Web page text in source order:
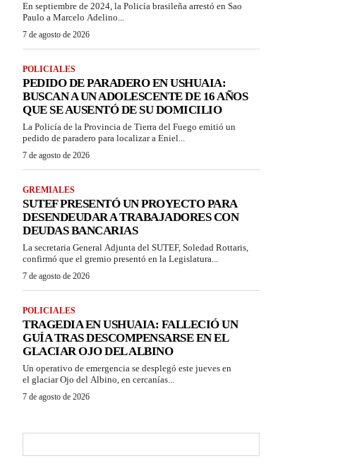
En septiembre de 2024, la Policía brasileña arrestó en Sao
Paulo a Marcelo Adelino...
7 de agosto de 2026
POLICIALES
PEDIDO DE PARADERO EN USHUAIA:
BUSCAN A UN ADOLESCENTE DE 16 AÑOS
QUE SE AUSENTÓ DE SU DOMICILIO
La Policía de la Provincia de Tierra del Fuego emitió un
pedido de paradero para localizar a Eniel...
7 de agosto de 2026
GREMIALES
SUTEF PRESENTÓ UN PROYECTO PARA
DESENDEUDAR A TRABAJADORES CON
DEUDAS BANCARIAS
La secretaria General Adjunta del SUTEF, Soledad Rottaris,
confirmó que el gremio presentó en la Legislatura...
7 de agosto de 2026
POLICIALES
TRAGEDIA EN USHUAIA: FALLECIÓ UN
GUÍA TRAS DESCOMPENSARSE EN EL
GLACIAR OJO DEL ALBINO
Un operativo de emergencia se desplegó este jueves en
el glaciar Ojo del Albino, en cercanías...
7 de agosto de 2026